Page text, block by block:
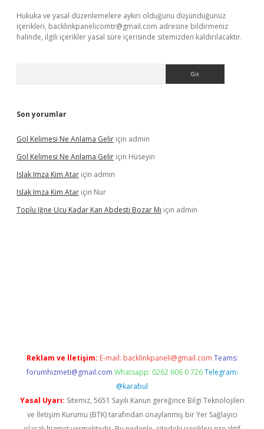
Hukuka ve yasal düzenlemelere aykırı olduğunu düşündüğünüz
içerikleri, backlinkpanelicomtr@gmail.com adresine bildirmeniz
halinde, ilgili içerikler yasal süre içerisinde sitemizden kaldırılacaktır.
Son yorumlar
Gol Kelimesi Ne Anlama Gelir için admin
Gol Kelimesi Ne Anlama Gelir için Hüseyin
Islak Imza Kim Atar için admin
Islak Imza Kim Atar için Nur
Toplu Iğne Ucu Kadar Kan Abdesti Bozar Mı için admin
Reklam ve İletişim: E-mail: backlinkpaneli@gmail.com Teams:
forumhizmeti@gmail.com Whatsapp: 0262 606 0 726 Telegram:
@karabul
Yasal Uyarı: Sitemiz, 5651 Sayılı Kanun gereğince Bilgi Teknolojileri
ve İletişim Kurumu (BTK) tarafından onaylanmış bir Yer Sağlayıcı